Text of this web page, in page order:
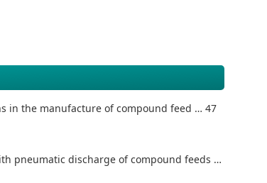
in the manufacture of compound feed … 47
pneumatic discharge of compound feeds …